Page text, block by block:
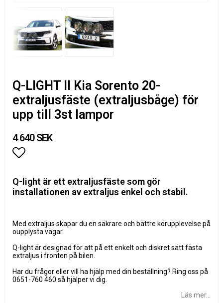
Q-LIGHT II Kia Sorento 20-
extraljusfäste (extraljusbåge) för
upp till 3st lampor
4 640 SEK
Q-light är ett extraljusfäste som gör
installationen av extraljus enkel och stabil.
Med extraljus skapar du en säkrare och bättre körupplevelse på
oupplysta vägar.
Q-light är designad för att på ett enkelt och diskret sätt fästa
extraljus i fronten på bilen.
Har du frågor eller vill ha hjälp med din beställning? Ring oss på
0651-760 460 så hjälper vi dig.
Läs mer...